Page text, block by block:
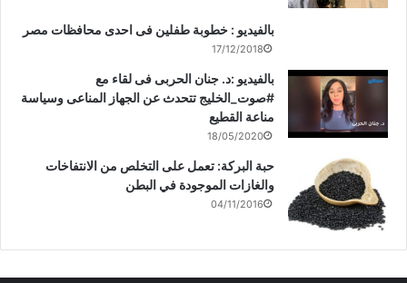
بالفيديو : خطوبة طفلين فى احدى محافظات مصر
17/12/2018
بالفيديو :د. جنان الحربى فى لقاء مع
#صوت_الخليج تتحدث عن الجهاز المناعى وسياسة
مناعة القطيع
18/05/2020
حبة البركة: تعمل على التخلص من الانتفاخات
والغازات الموجودة في البطن
04/11/2016